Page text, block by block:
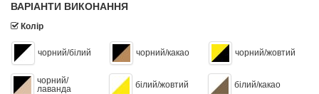
ВАРІАНТИ ВИКОНАННЯ
Колір
чорний/білий чорний/какао чорний/жовтий
чорний/
лаванда
білий/жовтий білий/какао